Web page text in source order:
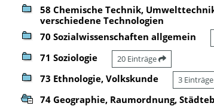
58 Chemische Technik,
verschiedene Technologien
70 Sozialwissenschaften allgemein
71 Soziologie 20 Einträge
73 Ethnologie, Volkskunde 3 Einträge
74 Geographie, Raumordnung,